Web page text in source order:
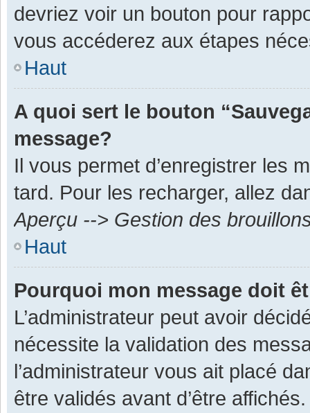
devriez voir un bouton pour
vous accéderez aux étapes
Haut
A quoi sert le bouton
message?
Il vous permet d’enregistrer les
tard. Pour les recharger, allez
Aperçu --> Gestion des
Haut
Pourquoi mon message doit
L’administrateur peut avoir
nécessite la validation des
l’administrateur vous ait placé
être validés avant d’être